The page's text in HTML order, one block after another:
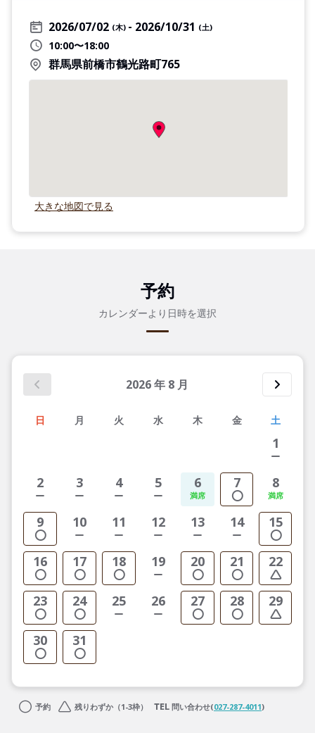
2026/07/02 (木) 2026/10/31 (土)
10:00〜18:00
群馬県前橋市鶴光路町765
大きな地図で見る
予約
カレンダーより日時を選択
2026年 8 月
日 月 火 水 木 金 土
1
2 3 4 5 6 7 8
9 10 11 12 13 14 15
16 17 18 19 20 21 22
23 24 25 26 27 28 29
30 31
予約 残りわずか（1-3枠） 問い合わせ(027-287-4011)